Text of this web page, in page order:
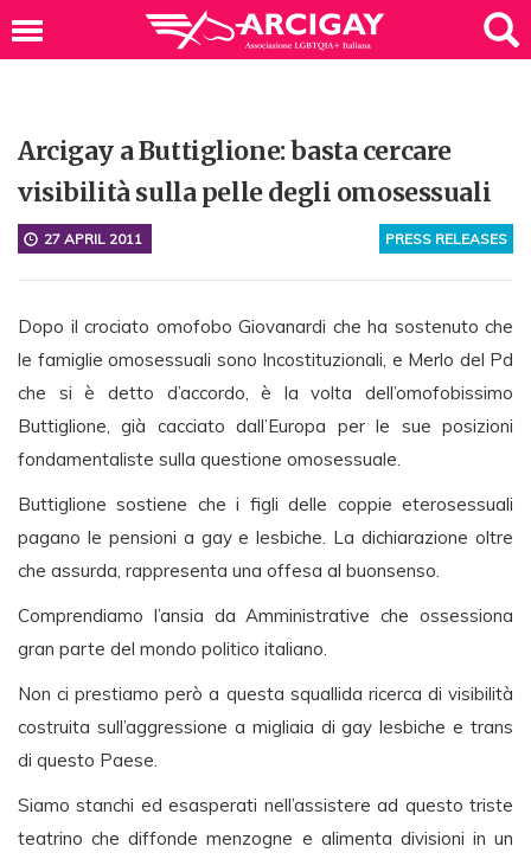
Arcigay a Buttiglione: basta cercare
visibilità sulla pelle degli omosessuali
PRESS RELEASES
27 APRIL 2011
Dopo il crociato omofobo Giovanardi che ha sostenuto che
le famiglie omosessuali sono Incostituzionali, e Merlo del Pd
che si è detto d’accordo, è la volta dell’omofobissimo
Buttiglione, già cacciato dall’Europa per le sue posizioni
fondamentaliste sulla questione omosessuale.
Buttiglione sostiene che i figli delle coppie eterosessuali
pagano le pensioni a gay e lesbiche. La dichiarazione oltre
che assurda, rappresenta una offesa al buonsenso.
Comprendiamo l’ansia da Amministrative che ossessiona
gran parte del mondo politico italiano.
Non ci prestiamo però a questa squallida ricerca di visibilità
costruita sull’aggressione a migliaia di gay lesbiche e trans
di questo Paese.
Siamo stanchi ed esasperati nell’assistere ad questo triste
teatrino che diffonde menzogne e alimenta divisioni in un